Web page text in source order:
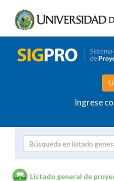
Ingrese
Listado general de